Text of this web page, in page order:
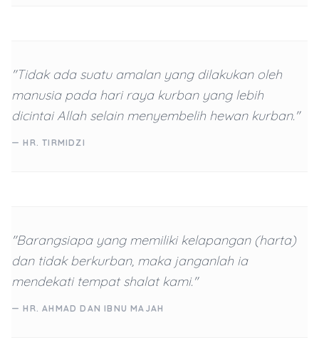
"Tidak ada suatu amalan yang dilakukan oleh
manusia pada hari raya kurban yang lebih
dicintai Allah selain menyembelih hewan kurban."
— HR. TIRMIDZI
"Barangsiapa yang memiliki kelapangan (harta)
dan tidak berkurban, maka janganlah ia
mendekati tempat shalat kami."
— HR. AHMAD DAN IBNU MAJAH